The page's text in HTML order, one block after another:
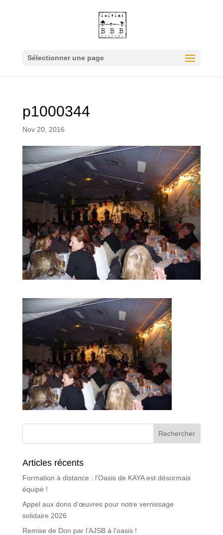
Sélectionner une page
p1000344
Nov 20, 2016
Articles récents
Formation à distance : l’Oasis de KAYA est désormais
équipé !
Appel aux dons d’œuvres pour notre vernissage
solidaire 2026
Remise de Don par l’AJSB à l’oasis !